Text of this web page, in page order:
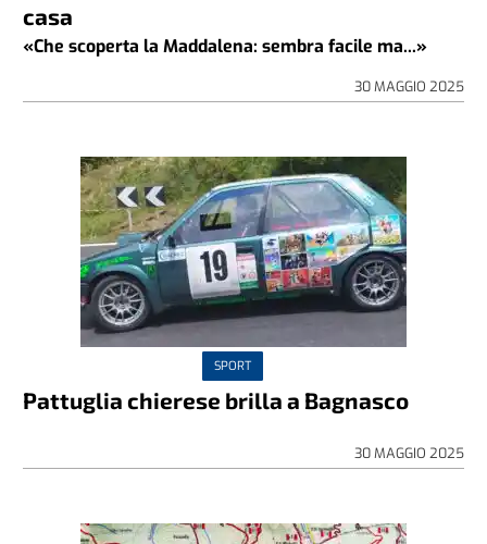
casa
«Che scoperta la Maddalena: sembra facile ma...»
30 MAGGIO 2025
SPORT
Pattuglia chierese brilla a Bagnasco
30 MAGGIO 2025